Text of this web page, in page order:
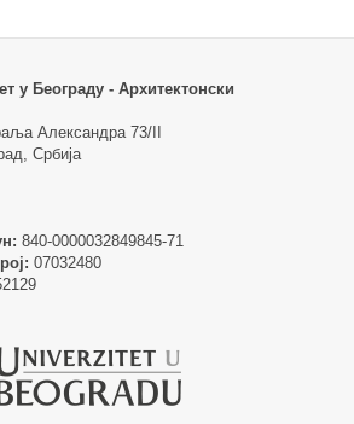
у Београду - Архитектонски
Александра 73/II
Србија
840-0000032849845-71
07032480